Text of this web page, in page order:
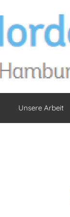
Unsere Arbeit